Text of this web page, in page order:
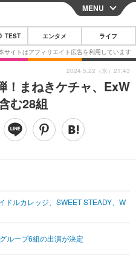
CLOSE
スマートフォン
その他
映画・ドラマ
その他
MENU
TEST エンタメ ライフ
！まねきケチャ、ExW
む28組
ドルカレッジ、SWEET STEADY、W
ループ6組の出演が決定
2024.5.22（水）21:43